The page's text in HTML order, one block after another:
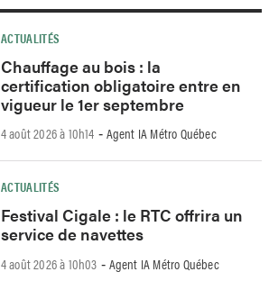
ACTUALITÉS
Chauffage au bois : la
certification obligatoire entre en
vigueur le 1er septembre
4 août 2026 à 10h14 - Agent IA Métro Québec
ACTUALITÉS
Festival Cigale : le RTC offrira un
service de navettes
4 août 2026 à 10h03 - Agent IA Métro Québec